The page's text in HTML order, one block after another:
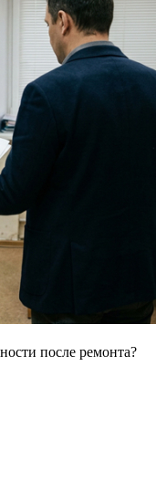
после ремонта?